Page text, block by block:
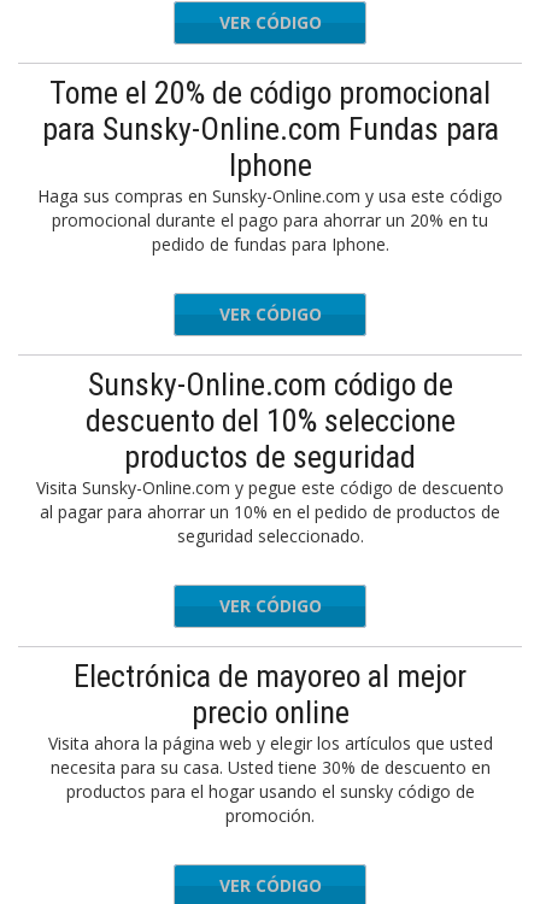
HWD90
VER CÓDIGO
Tome el 20% de código promocional
para Sunsky-Online.com Fundas para
Iphone
Haga sus compras en Sunsky-Online.com y usa este código
promocional durante el pago para ahorrar un 20% en tu
pedido de fundas para Iphone.
GHH80
VER CÓDIGO
Sunsky-Online.com código de
descuento del 10% seleccione
productos de seguridad
Visita Sunsky-Online.com y pegue este código de descuento
al pagar para ahorrar un 10% en el pedido de productos de
seguridad seleccionado.
WRE90
VER CÓDIGO
Electrónica de mayoreo al mejor
precio online
Visita ahora la página web y elegir los artículos que usted
necesita para su casa. Usted tiene 30% de descuento en
productos para el hogar usando el sunsky código de
promoción.
HST70
VER CÓDIGO